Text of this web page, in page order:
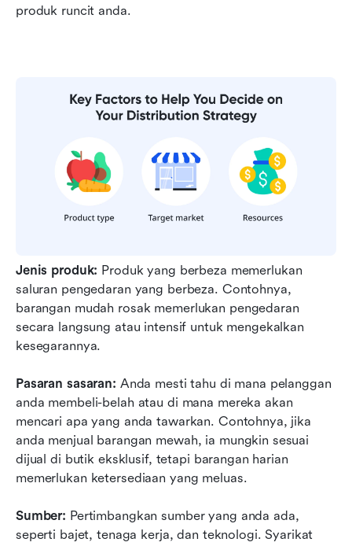
produk runcit anda.
Jenis produk: Produk yang berbeza memerlukan
saluran pengedaran yang berbeza. Contohnya,
barangan mudah rosak memerlukan pengedaran
secara langsung atau intensif untuk mengekalkan
kesegarannya.
Pasaran sasaran: Anda mesti tahu di mana pelanggan
anda membeli-belah atau di mana mereka akan
mencari apa yang anda tawarkan. Contohnya, jika
anda menjual barangan mewah, ia mungkin sesuai
dijual di butik eksklusif, tetapi barangan harian
memerlukan ketersediaan yang meluas.
Sumber: Pertimbangkan sumber yang anda ada,
seperti bajet, tenaga kerja, dan teknologi. Syarikat